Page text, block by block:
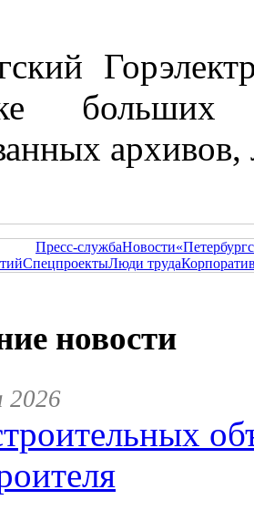
Пресс-службаНовости
СпецпроектыЛюди труда
новости
2026